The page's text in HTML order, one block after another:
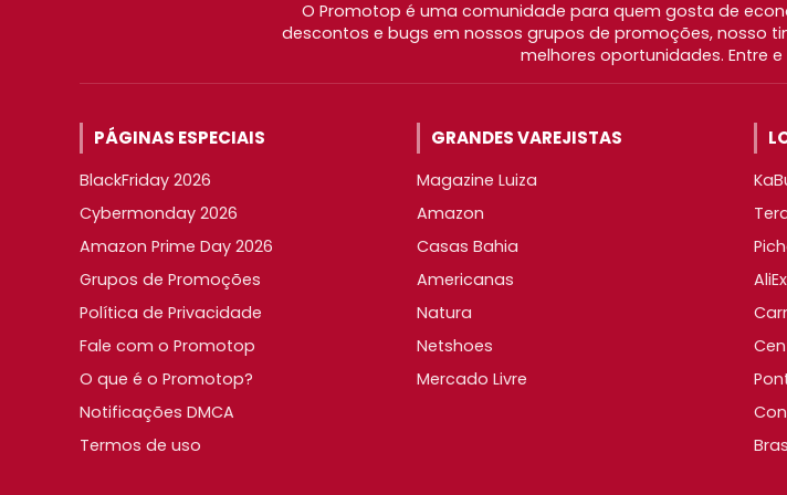
O Promotop é uma comunidade para quem gosta de
descontos e bugs em nossos grupos de promoções, nosso
melhores oportunidades. Entre
PÁGINAS ESPECIAIS
BlackFriday 2026
Cybermonday 2026
Amazon Prime Day 2026
Grupos de Promoções
Política de Privacidade
Fale com o Promotop
O que é o Promotop?
Notificações DMCA
Termos de uso
GRANDES VAREJISTAS
Magazine Luiza
Amazon
Casas Bahia
Americanas
Natura
Netshoes
Mercado Livre